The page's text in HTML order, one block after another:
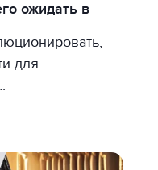
ожидать в
для